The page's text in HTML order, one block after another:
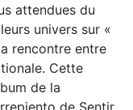
attendues du
univers sur «
rencontre entre
Cette
de la
de Sentir